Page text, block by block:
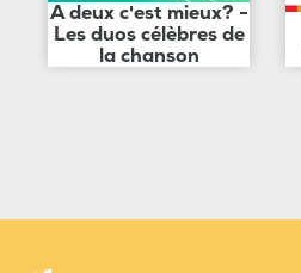
A deux c'est mieux? -
Les duos célèbres de
la chanson